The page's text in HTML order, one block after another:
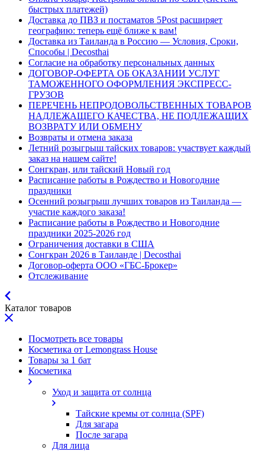
быстрых платежей)
Доставка до ПВЗ и постаматов 5Post расширяет
географию: теперь ещё ближе к вам!
Доставка из Таиланда в Россию — Условия, Сроки,
Способы | Decosthai
Согласие на обработку персональных данных
ДОГОВОР-ОФЕРТА ОБ ОКАЗАНИИ УСЛУГ
ТАМОЖЕННОГО ОФОРМЛЕНИЯ ЭКСПРЕСС-
ГРУЗОВ
ПЕРЕЧЕНЬ НЕПРОДОВОЛЬСТВЕННЫХ ТОВАРОВ
НАДЛЕЖАЩЕГО КАЧЕСТВА, НЕ ПОДЛЕЖАЩИХ
ВОЗВРАТУ ИЛИ ОБМЕНУ
Возвраты и отмена заказа
Летний розыгрыш тайских товаров: участвует каждый
заказ на нашем сайте!
Сонгкран, или тайский Новый год
Расписание работы в Рождество и Новогодние
праздники
Осенний розыгрыш лучших товаров из Таиланда —
участие каждого заказа!
Расписание работы в Рождество и Новогодние
праздники 2025-2026 год
Ограничения доставки в США
Сонгкран 2026 в Таиланде | Decosthai
Договор-оферта ООО «ГБС-Брокер»
Отслеживание
Каталог товаров
Посмотреть все товары
Косметика от Lemongrass House
Товары за 1 бат
Косметика
Уход и защита от солнца
Тайские кремы от солнца (SPF)
Для загара
После загара
Для лица